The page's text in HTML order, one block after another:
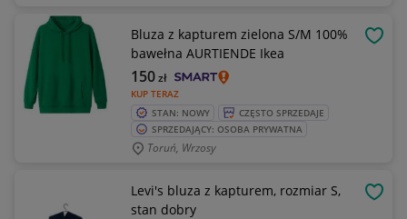
Bluza z kapturem zielona S/M 100%
bawełna AURTIENDE Ikea
KUP TERAZ
150zł
STAN: NOWY
CZĘSTO SPRZEDAJE
SPRZEDAJĄCY: OSOBA PRYWATNA
Toruń, Wrzosy
Levi's bluza z kapturem, rozmiar S,
stan dobry